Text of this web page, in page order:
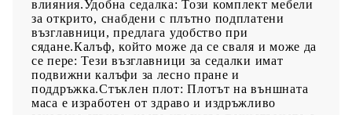
влияния.Удобна седалка: Този комплект мебели
за открито, снабдени с плътно подплатени
възглавници, предлага удобство при
сядане.Калъф, който може да се сваля и може да
се пере: Тези възглавници за седалки имат
подвижни калъфи за лесно пране и
поддръжка.Стъклен плот: Плотът на външната
маса е изработен от здраво и издръжливо